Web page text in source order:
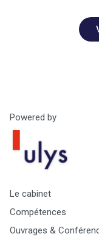
Powered by
Le cabinet
Compétences
Ouvrages &